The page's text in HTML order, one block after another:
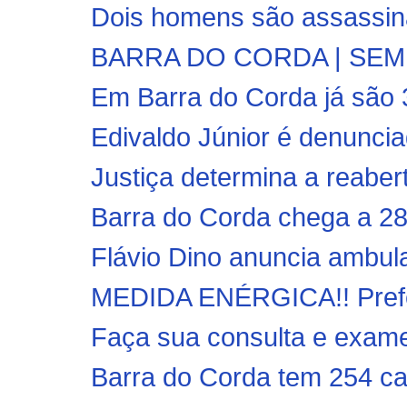
Dois homens são
BARRA DO CORDA |
Em Barra do Corda já
Edivaldo Júnior é
Justiça determina a
Barra do Corda chega a
Flávio Dino anuncia
MEDIDA ENÉRGICA!!
Faça sua consulta e
Barra do Corda tem 254